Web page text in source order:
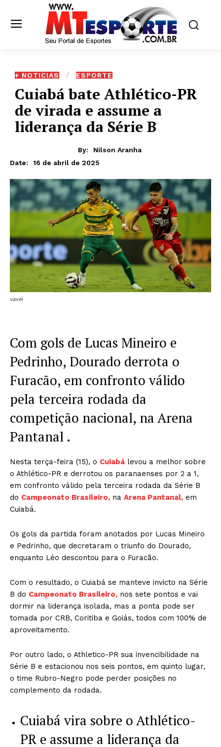
+ NOTICIAS ESPORTE
Cuiabá bate Athlético-PR
de virada e assume a
liderança da Série B
By:
Nilson Aranha
Date:
16 de abril de 2025
vavel
Com gols de Lucas Mineiro e
Pedrinho, Dourado derrota o
Furacão, em confronto válido
pela terceira rodada da
competição nacional, na Arena
Pantanal .
Nesta terça-feira (15), o Cuiabá levou a melhor sobre
o Athlético-PR e derrotou os paranaenses por 2 a 1,
em confronto válido pela terceira rodada da Série B
do Campeonato Brasileiro, na Arena Pantanal, em
Cuiabá.
Os gols da partida foram anotados por Lucas Mineiro
e Pedrinho, que decretaram o triunfo do Dourado,
enquanto Léo descontou para o Furacão.
Com o resultado, o Cuiabá se manteve invicto na Série
B do Campeonato Brasileiro, nos sete pontos e vai
dormir na liderança isolada, mas a ponta pode ser
tomada por CRB, Coritiba e Goiás, todos com 100% de
aproveitamento.
Por outro lado, o Athletico-PR sua invencibilidade na
Série B e estacionou nos seis pontos, em quinto lugar,
o time Rubro-Negro pode perder posições no
complemento da rodada.
Cuiabá vira sobre o Athlético-
PR e assume a liderança da